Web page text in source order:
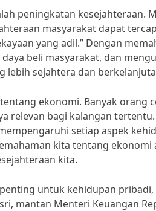
peningkatan kesejahteraan.
masyarakat dapat
yang adil.” Dengan
beli masyarakat, dan
lebih sejahtera dan
ekonomi. Banyak orang
relevan bagi kalangan tertentu.
setiap aspek
kita tentang ekonomi
kita.
untuk kehidupan
mantan Menteri Keuangan